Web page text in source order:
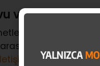
ve Evrak
(
araç
sayfamızı